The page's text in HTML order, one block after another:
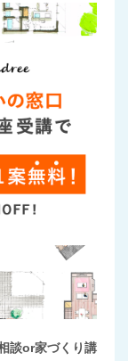
談or家づくり講